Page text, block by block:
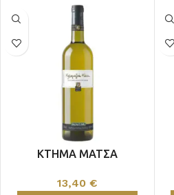
ΚΤΗΜΑ ΜΑΤΣΑ
13,40 €